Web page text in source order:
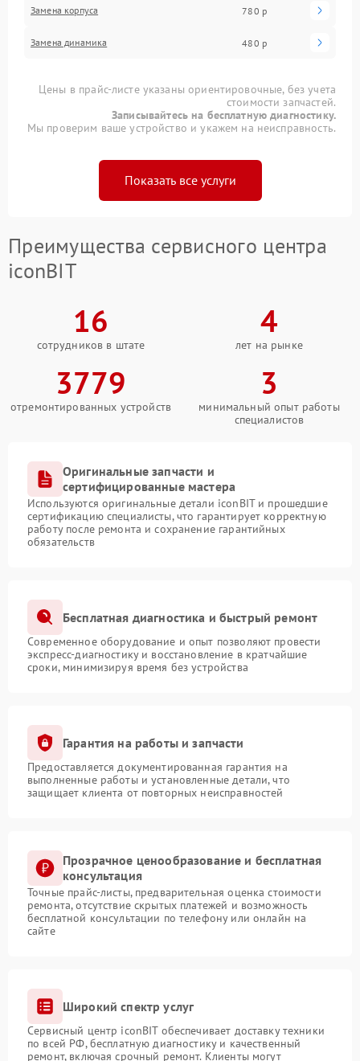
Замена корпуса 780 р
Замена динамика 480 р
Цены в прайс-листе указаны ориентировочные, без учета
стоимости запчастей.
Записывайтесь на бесплатную диагностику.
Мы проверим ваше устройство и укажем на неисправность.
Показать все услуги
Преимущества сервисного центра
iconBIT
16
сотрудников в штате
4
лет на рынке
3779
отремонтированных устройств
3
минимальный опыт работы
специалистов
Оригинальные запчасти и
сертифицированные мастера
Используются оригинальные детали iconBIT и прошедшие
сертификацию специалисты, что гарантирует корректную
работу после ремонта и сохранение гарантийных
обязательств
Бесплатная диагностика и быстрый ремонт
Современное оборудование и опыт позволяют провести
экспресс-диагностику и восстановление в кратчайшие
сроки, минимизируя время без устройства
Гарантия на работы и запчасти
Предоставляется документированная гарантия на
выполненные работы и установленные детали, что
защищает клиента от повторных неисправностей
Прозрачное ценообразование и бесплатная
консультация
Точные прайс-листы, предварительная оценка стоимости
ремонта, отсутствие скрытых платежей и возможность
бесплатной консультации по телефону или онлайн на
сайте
Широкий спектр услуг
Сервисный центр iconBIT обеспечивает доставку техники
по всей РФ, бесплатную диагностику и качественный
ремонт, включая срочный ремонт. Клиенты могут